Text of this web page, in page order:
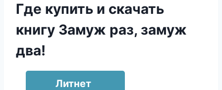
Где купить и скачать
книгу Замуж раз, замуж
два!
Литнет